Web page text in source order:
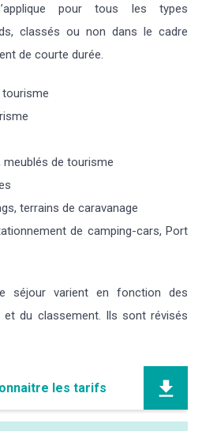
pour tous les types
classés ou non dans le cadre
de courte durée.
tourisme
de tourisme
terrains de caravanage
de camping-cars, Port
séjour varient en fonction des
et du classement. Ils sont révisés
les tarifs